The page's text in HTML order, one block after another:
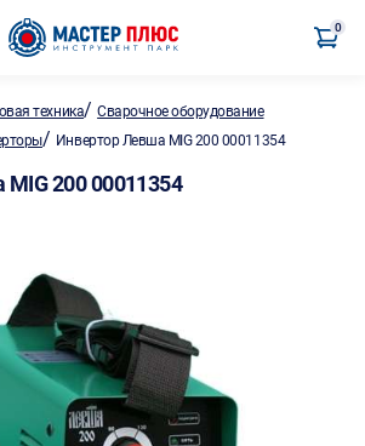
0
техника/Сварочное оборудование
/ Инвертор Левша MIG 200 00011354
200 00011354